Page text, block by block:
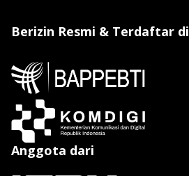
Berizin Resmi & Terdaftar di
Anggota dari